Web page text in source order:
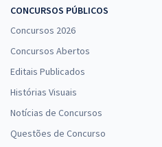
CONCURSOS PÚBLICOS
Concursos 2026
Concursos Abertos
Editais Publicados
Histórias Visuais
Notícias de Concursos
Questões de Concurso